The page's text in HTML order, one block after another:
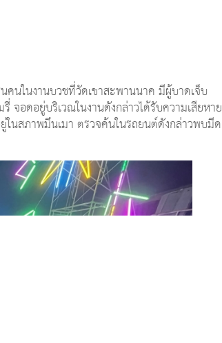
คนในงานบวชที่วัดเขาสะพานนาค มีผู้บาดเจ็บ
จอดอยู่บริเวณในงานดังกล่าวได้รับความเสียหาย
ในสภาพมึนเมา ตรวจค้นในรถยนต์ดังกล่าวพบมีด